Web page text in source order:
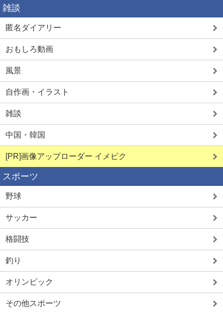
ママ活中出し
雑談
匿名ダイアリー
おもしろ動画
風景
自作画・イラスト
雑談
中国・韓国
[PR]画像アップローダー イメピク
スポーツ
野球
サッカー
格闘技
釣り
オリンピック
その他スポーツ